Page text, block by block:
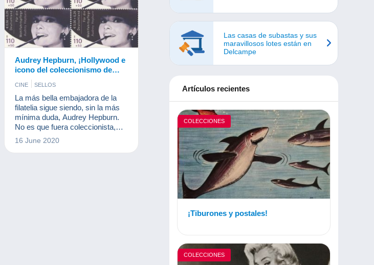
Audrey Hepburn, ¡Hollywood e
icono del coleccionismo de
sellos!
CINE SELLOS
La más bella embajadora de la
filatelia sigue siendo, sin la más
mínima duda, Audrey Hepburn.
No es que fuera coleccionista,
pero su participación en la
16 June 2020
Las casas de subastas y sus
maravillosos lotes están en
Delcampe
Artículos recientes
COLECCIONES
¡Tiburones y postales!
COLECCIONES